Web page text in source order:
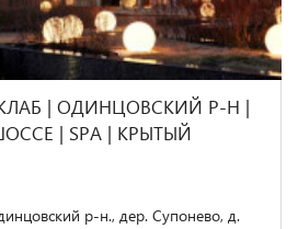
| ОДИНЦОВСКИЙ Р-Н |
| SPA | КРЫТЫЙ
р-н., дер. Супонево, д.